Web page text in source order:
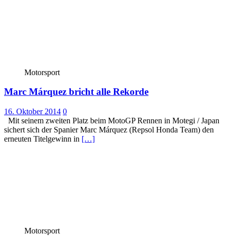
Motorsport
Marc Márquez bricht alle Rekorde
16. Oktober 2014 0
Mit seinem zweiten Platz beim MotoGP Rennen in Motegi / Japan
sichert sich der Spanier Marc Márquez (Repsol Honda Team) den
erneuten Titelgewinn in […]
Motorsport